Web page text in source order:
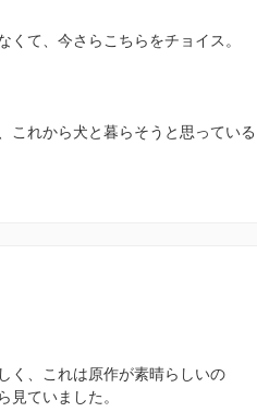
て、今さらこちらをチョイス。
これから犬と暮らそうと思っている
く、これは原作が素晴らしいの
ていました。